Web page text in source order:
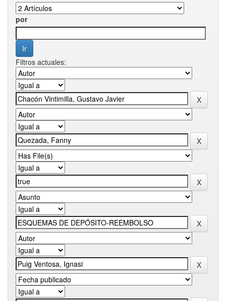
por
Filtros actuales: